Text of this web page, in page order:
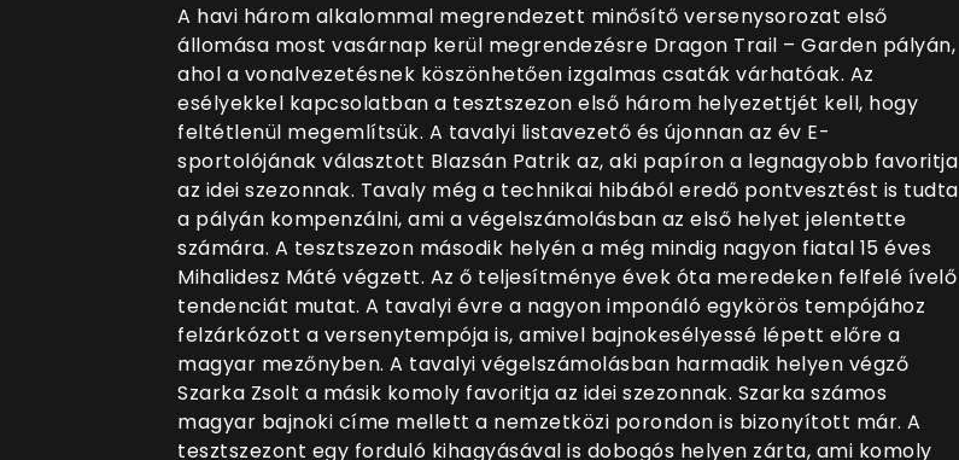
A havi három alkalommal megrendezett minősítő versenysorozat első
állomása most vasárnap kerül megrendezésre Dragon Trail – Garden pályán,
ahol a vonalvezetésnek köszönhetően izgalmas csaták várhatóak. Az
esélyekkel kapcsolatban a tesztszezon első három helyezettjét kell, hogy
feltétlenül megemlítsük. A tavalyi listavezető és újonnan az év E-
sportolójának választott Blazsán Patrik az, aki papíron a legnagyobb favoritja
az idei szezonnak. Tavaly még a technikai hibából eredő pontvesztést is tudta
a pályán kompenzálni, ami a végelszámolásban az első helyet jelentette
számára. A tesztszezon második helyén a még mindig nagyon fiatal 15 éves
Mihalidesz Máté végzett. Az ő teljesítménye évek óta meredeken felfelé ívelő
tendenciát mutat. A tavalyi évre a nagyon imponáló egykörös tempójához
felzárkózott a versenytempója is, amivel bajnokesélyessé lépett előre a
magyar mezőnyben. A tavalyi végelszámolásban harmadik helyen végző
Szarka Zsolt a másik komoly favoritja az idei szezonnak. Szarka számos
magyar bajnoki címe mellett a nemzetközi porondon is bizonyított már. A
tesztszezont egy forduló kihagyásával is dobogós helyen zárta, ami komoly